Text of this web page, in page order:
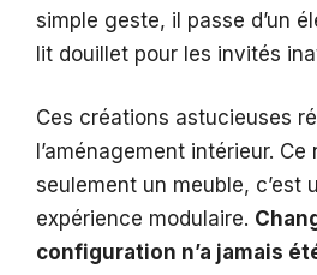
simple geste, il passe d’un
lit douillet pour les invités
Ces créations astucieuses
l’aménagement intérieur. Ce
seulement un meuble, c’est
expérience modulaire.
configuration n’a jamais